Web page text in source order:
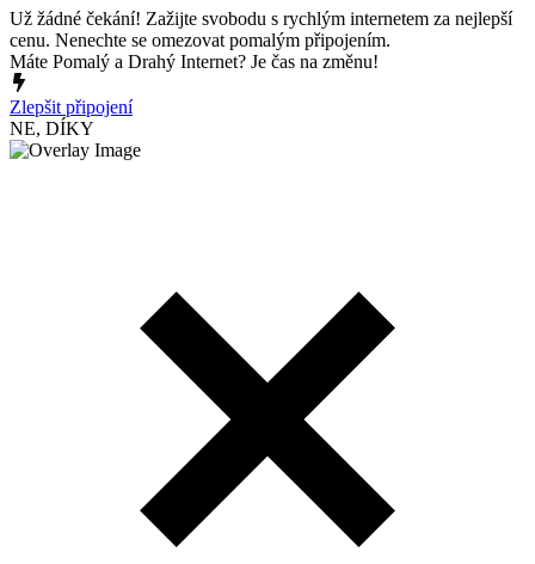
Už žádné čekání! Zažijte svobodu s rychlým internetem za nejlepší
cenu. Nenechte se omezovat pomalým připojením.
Máte Pomalý a Drahý Internet? Je čas na změnu!
Zlepšit připojení
NE, DÍKY